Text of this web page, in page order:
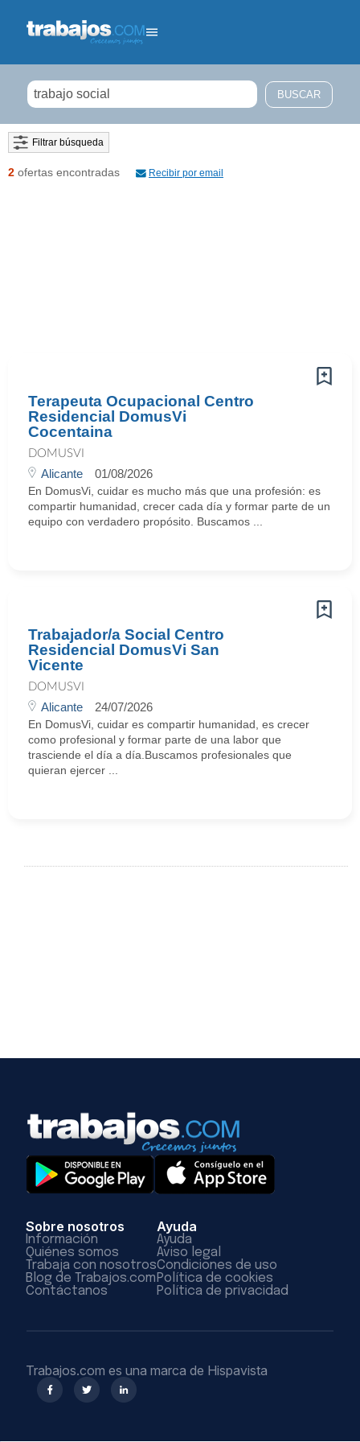
Filtrar búsqueda
2 ofertas encontradas Recibir por email
Terapeuta Ocupacional Centro
Residencial DomusVi
Cocentaina
DOMUSVI
Alicante 01/08/2026
En DomusVi, cuidar es mucho más que una profesión: es
compartir humanidad, crecer cada día y formar parte de un
equipo con verdadero propósito. Buscamos ...
Trabajador/a Social Centro
Residencial DomusVi San
Vicente
DOMUSVI
Alicante 24/07/2026
En DomusVi, cuidar es compartir humanidad, es crecer
como profesional y formar parte de una labor que
trasciende el día a día.Buscamos profesionales que
quieran ejercer ...
Sobre nosotros
Información
Quiénes somos
Trabaja con nosotros
Blog de Trabajos.com
Contáctanos
Ayuda
Ayuda
Aviso legal
Condiciones de uso
Política de cookies
Política de privacidad
Trabajos.com es una marca de Hispavista